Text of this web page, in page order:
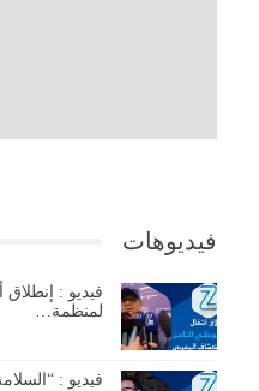
فيديوهات
فيديو :
لمنظمة…
فيديو :